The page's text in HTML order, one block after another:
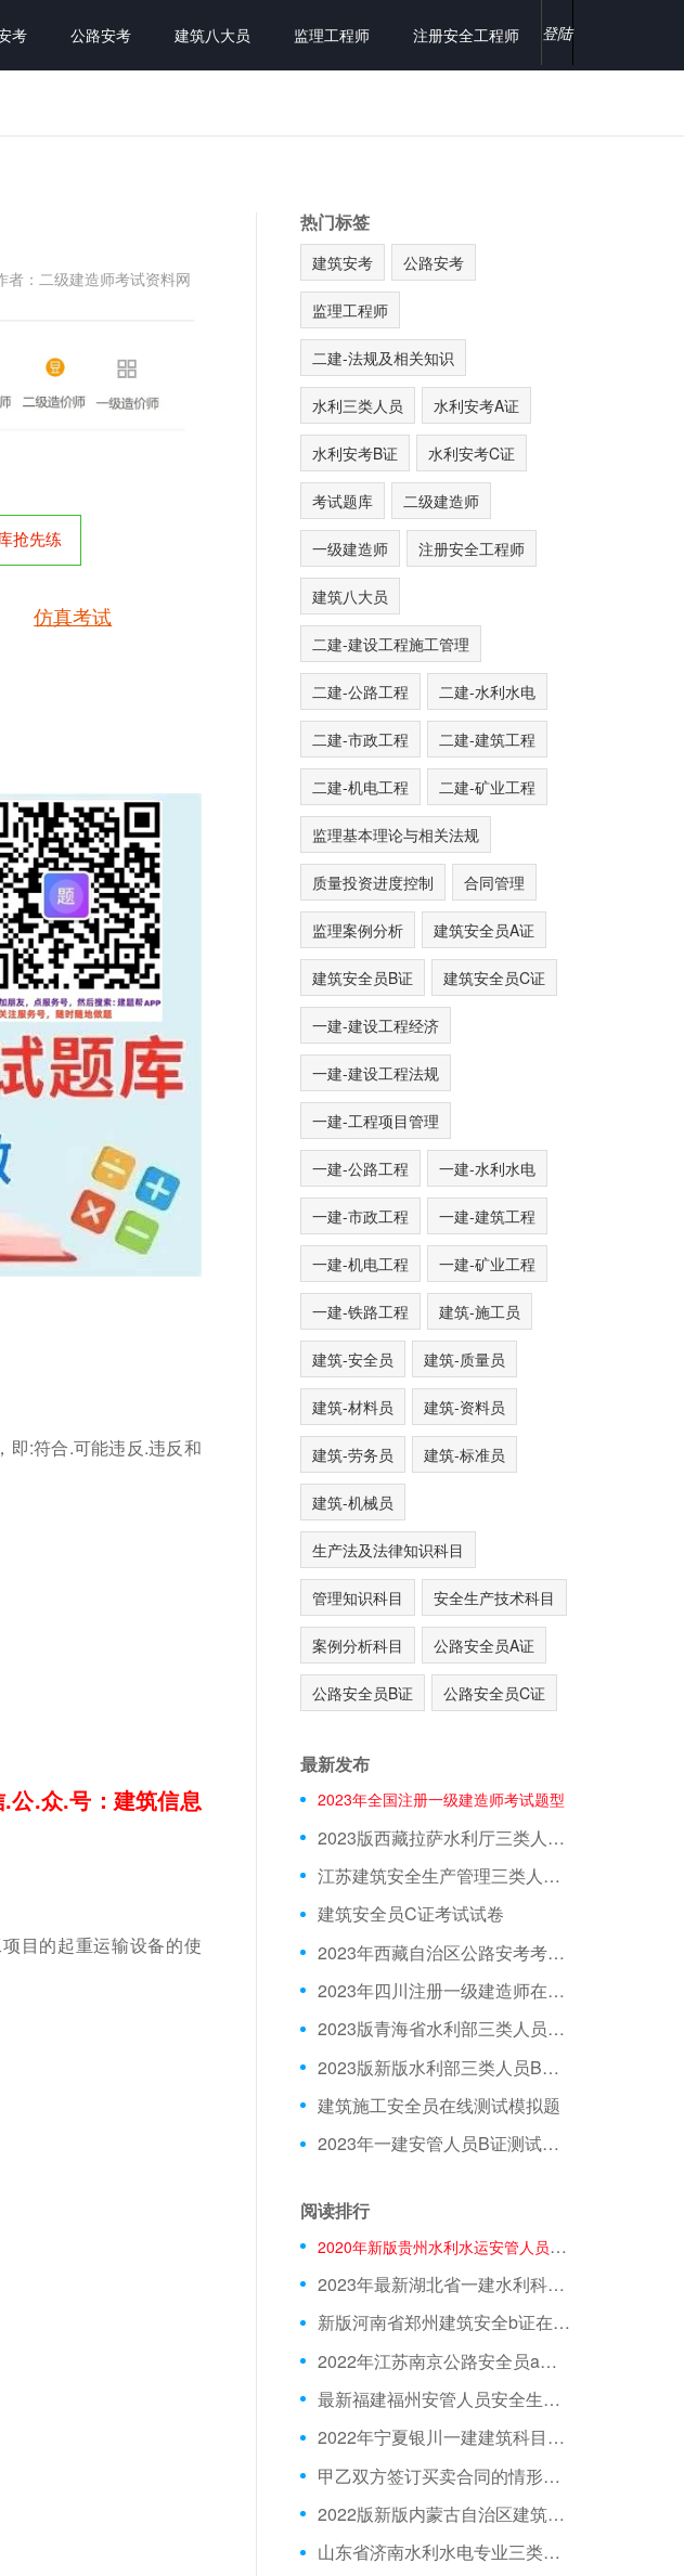
登陆
考 公路安考 建筑八大员 监理工程师 注册安全工程师
者：二级建造师考试资料网
抢先练
仿真考试
即:符合.可能违反.违反和
公.众.号：建筑信息
目的起重运输设备的使
热门标签
建筑安考 公路安考
监理工程师
二建-法规及相关知识
水利三类人员 水利安考A证
水利安考B证 水利安考C证
考试题库 二级建造师
一级建造师 注册安全工程师
建筑八大员
二建-建设工程施工管理
二建-公路工程 二建-水利水电
二建-市政工程 二建-建筑工程
二建-机电工程 二建-矿业工程
监理基本理论与相关法规
质量投资进度控制 合同管理
监理案例分析 建筑安全员A证
建筑安全员B证 建筑安全员C证
一建-建设工程经济
一建-建设工程法规
一建-工程项目管理
一建-公路工程 一建-水利水电
一建-市政工程 一建-建筑工程
一建-机电工程 一建-矿业工程
一建-铁路工程 建筑-施工员
建筑-安全员 建筑-质量员
建筑-材料员 建筑-资料员
建筑-劳务员 建筑-标准员
建筑-机械员
生产法及法律知识科目
管理知识科目 安全生产技术科目
案例分析科目 公路安全员A证
公路安全员B证 公路安全员C证
最新发布
2023年全国注册一级建造师考试题型
2023版西藏拉萨水利厅三类人员A证在线测试真题库
江苏建筑安全生产管理三类人员在线模拟考前押题
建筑安全员C证考试试卷
2023年西藏自治区公路安考考试模拟题
2023年四川注册一级建造师在线测试模拟题库
2023版青海省水利部三类人员C证模拟习题
2023版新版水利部三类人员B证在线测试模拟试题
建筑施工安全员在线测试模拟题
2023年一建安管人员B证测试试题
阅读排行
2020年新版贵州水利水运安管人员模拟试题
2023年最新湖北省一建水利科目电子题库
新版河南省郑州建筑安全b证在线测试题目
2022年江苏南京公路安全员a证考前押题
最新福建福州安管人员安全生产知识考前押题
2022年宁夏银川一建建筑科目在线考试模拟试题
甲乙双方签订买卖合同的情形是:2010年11月10日，甲在合同书上签字后寄送乙方；2010年11月20日，乙在合同书上签字，并将双方签字的合同书寄还甲；2010年11月30日，甲收到该合同书；合同书约定合同于2010年12月10日生效。则该合同成立时间是()。
2022版新版内蒙古自治区建筑八大员真题
山东省济南水利水电专业三类人员模拟试题